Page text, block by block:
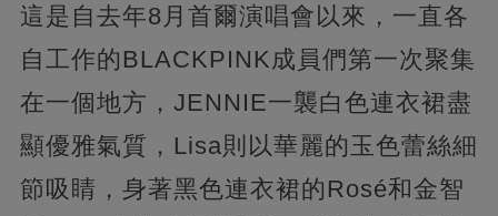
這是自去年8月首爾演唱會以來，一直各
自工作的BLACKPINK成員們第一次聚集
在一個地方，JENNIE一襲白色連衣裙盡
顯優雅氣質，Lisa則以華麗的玉色蕾絲細
節吸睛，身著黑色連衣裙的Rosé和金智